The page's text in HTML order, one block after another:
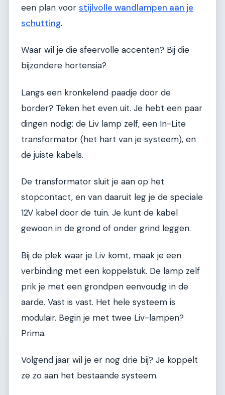
een plan voor stijlvolle wandlampen aan je
schutting.
Waar wil je die sfeervolle accenten? Bij die
bijzondere hortensia?
Langs een kronkelend paadje door de
border? Teken het even uit. Je hebt een paar
dingen nodig: de Liv lamp zelf, een In-Lite
transformator (het hart van je systeem), en
de juiste kabels.
De transformator sluit je aan op het
stopcontact, en van daaruit leg je de speciale
12V kabel door de tuin. Je kunt de kabel
gewoon in de grond of onder grind leggen.
Bij de plek waar je Liv komt, maak je een
verbinding met een koppelstuk. De lamp zelf
prik je met een grondpen eenvoudig in de
aarde. Vast is vast. Het hele systeem is
modulair. Begin je met twee Liv-lampen?
Prima.
Volgend jaar wil je er nog drie bij? Je koppelt
ze zo aan het bestaande systeem.